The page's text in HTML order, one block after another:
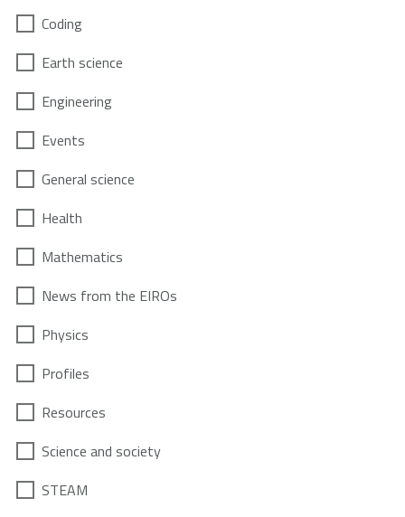
Coding
Earth science
Engineering
Events
General science
Health
Mathematics
News from the EIROs
Physics
Profiles
Resources
Science and society
STEAM